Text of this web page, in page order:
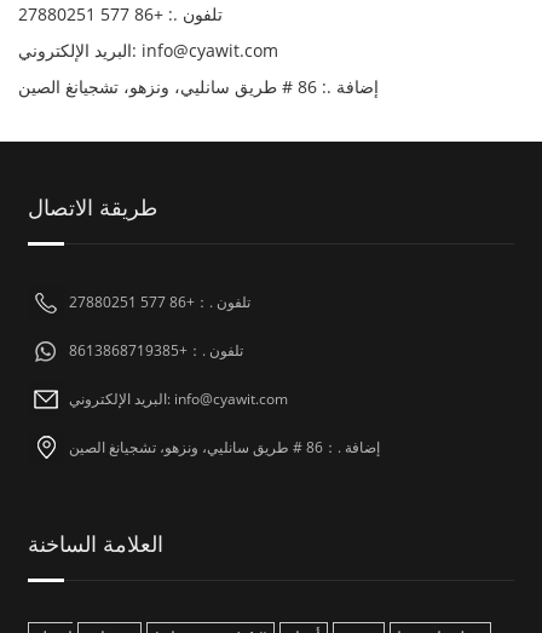
تلفون .: +86 577 27880251
البريد الإلكتروني: info@cyawit.com
إضافة .: 86 # طريق سانليي، ونزهو، تشجيانغ الصين
طريقة الاتصال
تلفون .：+86 577 27880251
تلفون .：+8613868719385
البريد الإلكتروني: info@cyawit.com
إضافة .：86 # طريق سانليي، ونزهو، تشجيانغ الصين
العلامة الساخنة